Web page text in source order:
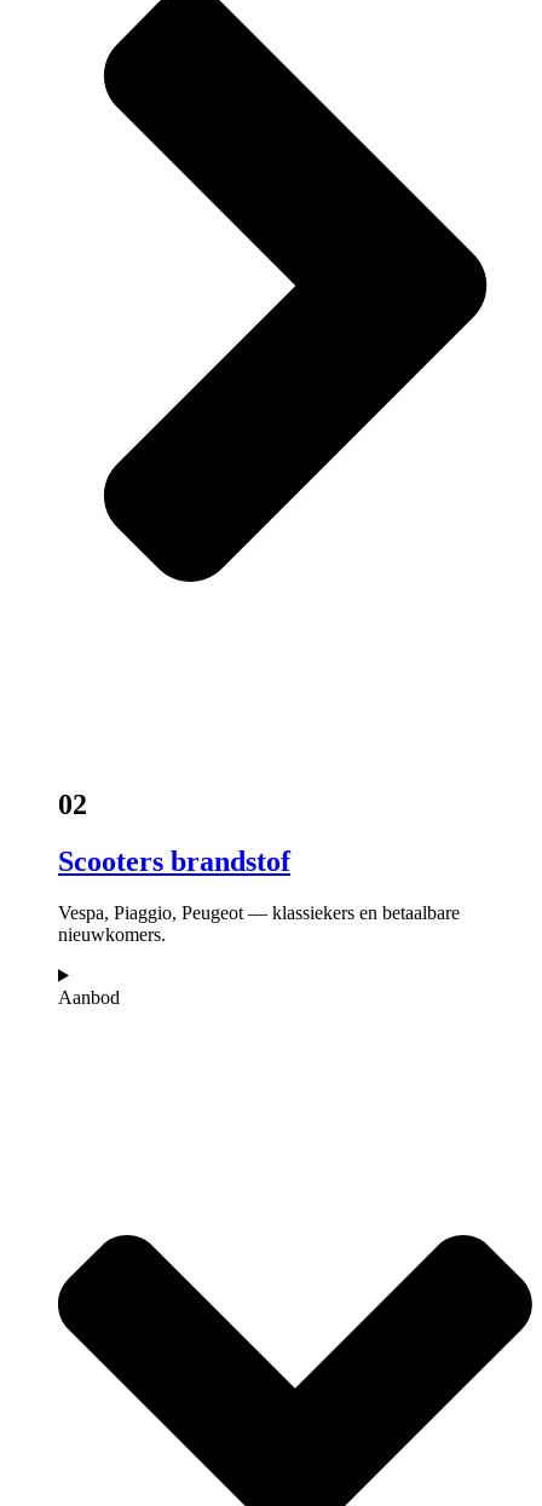
02
Scooters brandstof
Vespa, Piaggio, Peugeot — klassiekers en betaalbare
nieuwkomers.
Aanbod